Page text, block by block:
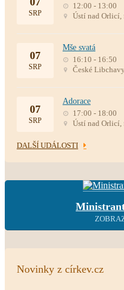
SRP
12:00 - 13:00
Ústí nad Orlicí,
07
SRP
Mše svatá
16:10 - 16:50
České
07
SRP
Adorace
17:00 - 18:00
Ústí nad Orlicí,
DALŠÍ UDÁLOSTI
Novinky z církev.cz